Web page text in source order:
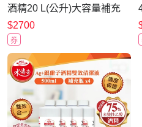
酒精20 L(公升)大容量補充
$2700
券